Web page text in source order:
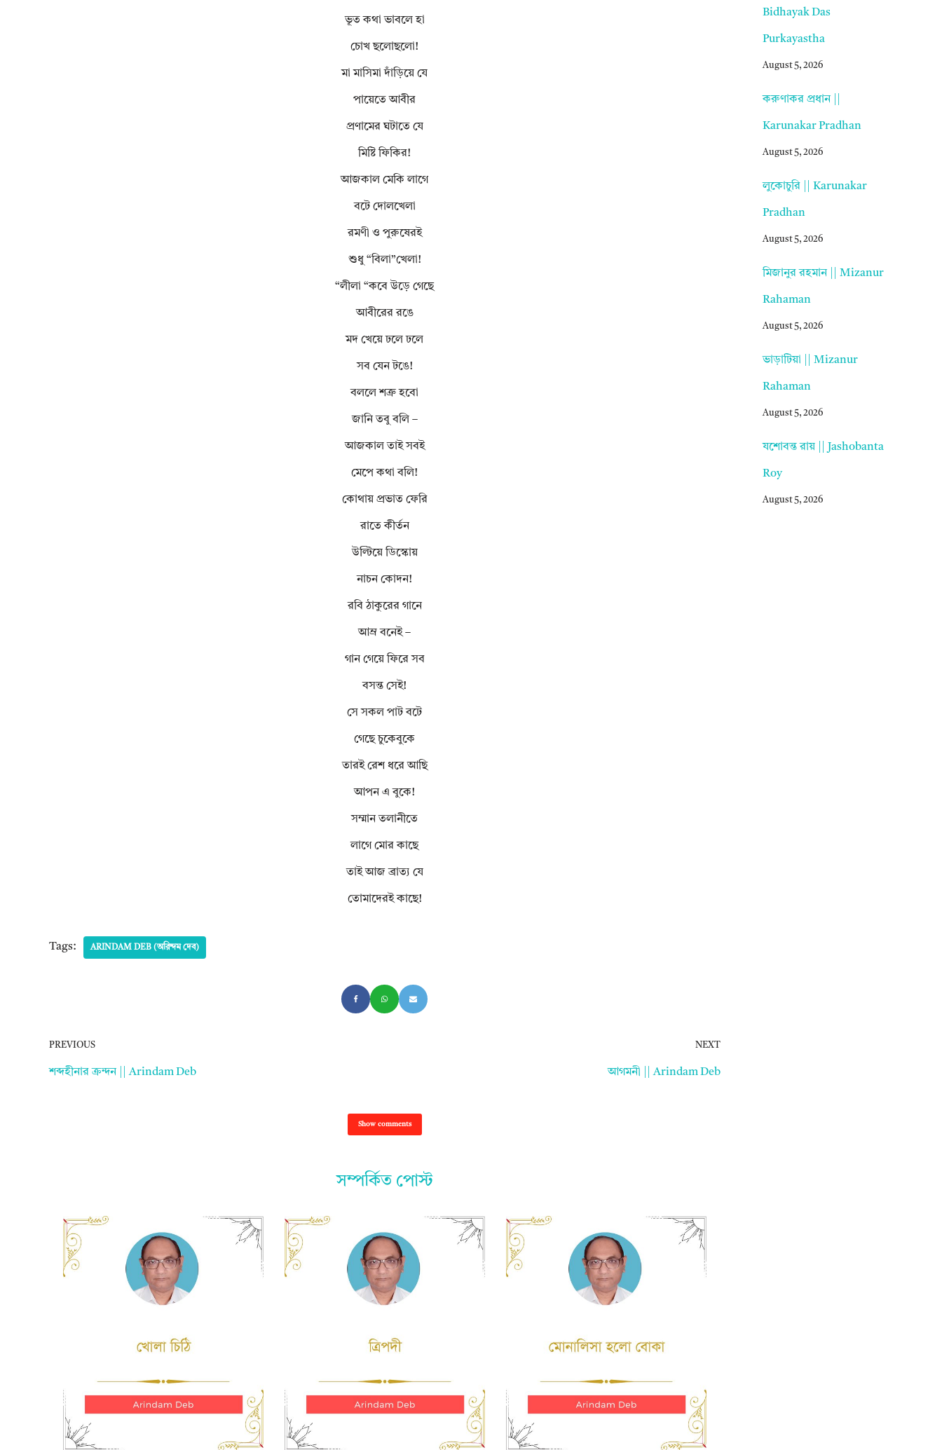
ভূত কথা ভাবলে হা
চোখ ছলোছলো!
মা মাসিমা দাঁড়িয়ে যে
পায়েতে আবীর
প্রণামের ঘটাতে যে
মিষ্টি ফিকির!
আজকাল মেকি লাগে
বটে দোলখেলা
রমণী ও পুরুষেরই
শুধু “বিলা”খেলা!
“লীলা “কবে উড়ে গেছে
আবীরের রঙে
মদ খেয়ে ঢলে ঢলে
সব যেন টঙে!
বললে শত্রু হবো
জানি তবু বলি –
আজকাল তাই সবই
মেপে কথা বলি!
কোথায় প্রভাত ফেরি
রাতে কীর্তন
উল্টিয়ে ডিস্কোয়
নাচন কোদন!
রবি ঠাকুরের গানে
আম্র বনেই –
গান গেয়ে ফিরে সব
বসন্ত সেই!
সে সকল পাট বটে
গেছে চুকেবুকে
তারই রেশ ধরে আছি
আপন এ বুকে!
সম্মান তলানীতে
লাগে মোর কাছে
তাই আজ ব্রাত্য যে
তোমাদেরই কাছে!
Tags: ARINDAM DEB (অরিন্দম দেব)
PREVIOUS
শব্দহীনার ক্রন্দন || Arindam Deb
NEXT
আগমনী || Arindam Deb
Show comments
সম্পর্কিত পোস্ট
Bidhayak Das
Purkayastha
August 5, 2026
করুণাকর প্রধান ||
Karunakar Pradhan
August 5, 2026
লুকোচুরি || Karunakar
Pradhan
August 5, 2026
মিজানুর রহমান || Mizanur
Rahaman
August 5, 2026
ভাড়াটিয়া || Mizanur
Rahaman
August 5, 2026
যশোবন্ত রায় || Jashobanta
Roy
August 5, 2026